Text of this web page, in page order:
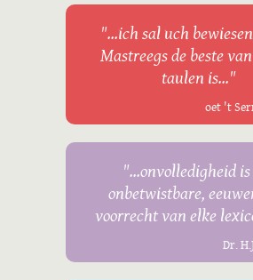
"...ich sal uch
Mastreegs de beste
taulen is..."
oet 't
"...onvolledigheid
onbetwistbare,
voorrecht van elke
Dr.